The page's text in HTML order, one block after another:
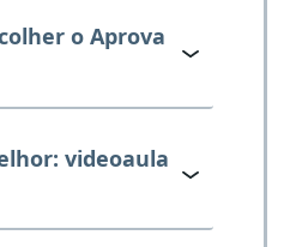
o Aprova
videoaula